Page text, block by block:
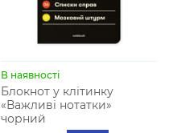
В наявності
Блокнот у клітинку
«Важливі нотатки»
чорний